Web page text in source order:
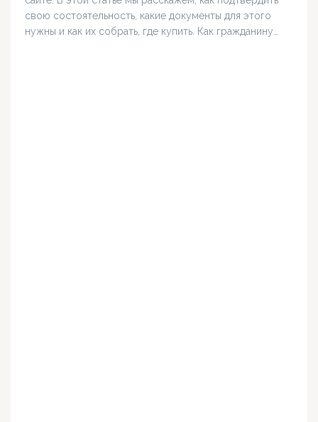
свою состоятельность, какие документы для этого
нужны и как их собрать, где купить. Как гражданину…